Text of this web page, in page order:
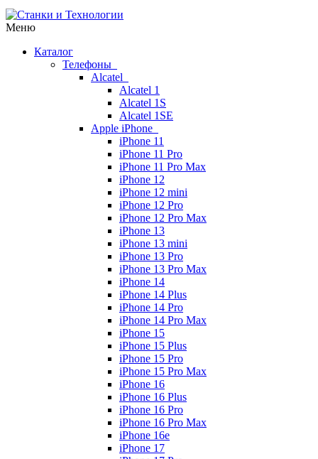
Меню
Каталог
Телефоны
Alcatel
Alcatel 1
Alcatel 1S
Alcatel 1SE
Apple iPhone
iPhone 11
iPhone 11 Pro
iPhone 11 Pro Max
iPhone 12
iPhone 12 mini
iPhone 12 Pro
iPhone 12 Pro Max
iPhone 13
iPhone 13 mini
iPhone 13 Pro
iPhone 13 Pro Max
iPhone 14
iPhone 14 Plus
iPhone 14 Pro
iPhone 14 Pro Max
iPhone 15
iPhone 15 Plus
iPhone 15 Pro
iPhone 15 Pro Max
iPhone 16
iPhone 16 Plus
iPhone 16 Pro
iPhone 16 Pro Max
iPhone 16e
iPhone 17